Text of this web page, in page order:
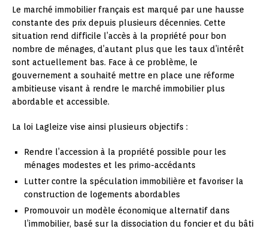
Le marché immobilier français est marqué par une hausse
constante des prix depuis plusieurs décennies. Cette
situation rend difficile l’accès à la propriété pour bon
nombre de ménages, d’autant plus que les taux d’intérêt
sont actuellement bas. Face à ce problème, le
gouvernement a souhaité mettre en place une réforme
ambitieuse visant à rendre le marché immobilier plus
abordable et accessible.
La loi Lagleize vise ainsi plusieurs objectifs :
Rendre l’accession à la propriété possible pour les
ménages modestes et les primo-accédants
Lutter contre la spéculation immobilière et favoriser la
construction de logements abordables
Promouvoir un modèle économique alternatif dans
l’immobilier, basé sur la dissociation du foncier et du bâti